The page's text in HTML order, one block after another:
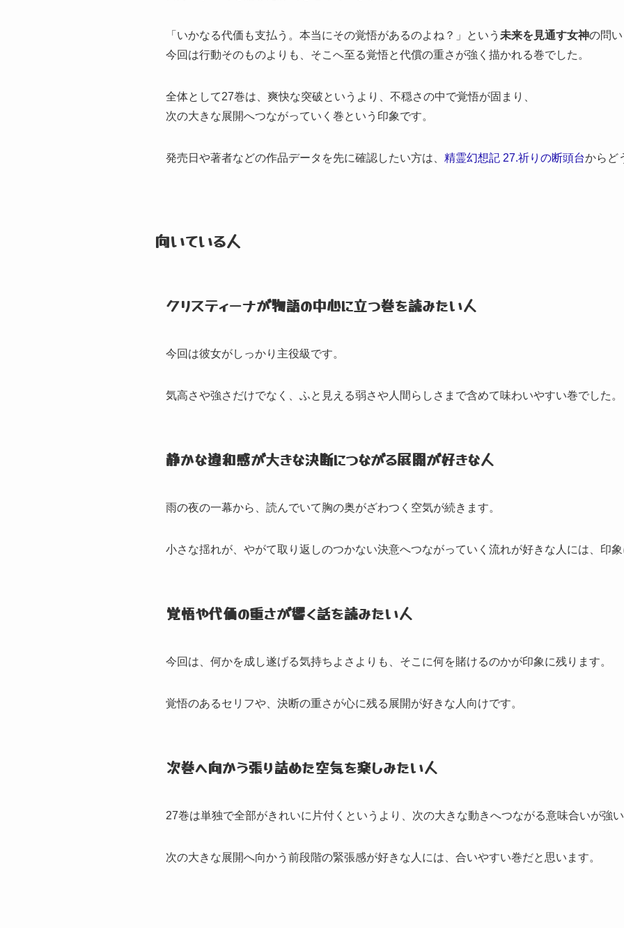
「いかなる代価も支払う。 本当にその覚悟があるのよね？ 」 という 未来を見通す女神の問
今回は行動そのものよりも、 そこへ至る覚悟と代償の重さが強く描かれる巻でした。
全体として27巻は、 爽快な突破というより、 不穏さの中で覚悟が固まり、
次の大きな展開へつながっていく巻という印象です。
発売日や著者などの作品データを先に確認したい方は、 精霊幻想記 27.祈りの断頭台からど
向いている人
クリスティーナが物語の中心に立つ巻を読みたい人
今回は彼女がしっかり主役級です。
気高さや強さだけでなく、 ふと見える弱さや人間らしさまで含めて味わいやすい巻でした。
静かな違和感が大きな決断につながる展開が好きな人
雨の夜の一幕から、 読んでいて胸の奥がざわつく空気が続きます。
小さな揺れが、 やがて取り返しのつかない決意へつながっていく流れが好きな人には、 印
覚悟や代価の重さが響く話を読みたい人
今回は、 何かを成し遂げる気持ちよさよりも、 そこに何を賭けるのかが印象に残ります。
覚悟のあるセリフや、 決断の重さが心に残る展開が好きな人向けです。
次巻へ向かう張り詰めた空気を楽しみたい人
27巻は単独で全部がきれいに片付くというより、 次の大きな動きへつながる意味合いが強
次の大きな展開へ向かう前段階の緊張感が好きな人には、 合いやすい巻だと思います。